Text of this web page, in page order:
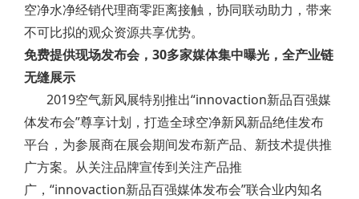
空净水净经销代理商零距离接触，协同联动助力，带来
不可比拟的观众资源共享优势。
免费提供现场发布会，30多家媒体集中曝光，全产业链
无缝展示
2019空气新风展特别推出“innovaction新品百强媒
体发布会”尊享计划，打造全球空净新风新品绝佳发布
平台，为参展商在展会期间发布新产品、新技术提供推
广方案。从关注品牌宣传到关注产品推
广，“innovaction新品百强媒体发布会”联合业内知名